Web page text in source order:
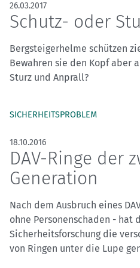
26.03.2017
Schutz- oder
Bergsteigerhelme schützen
Bewahren sie den Kopf aber
Sturz und Anprall?
SICHERHEITSPROBLEM
18.10.2016
DAV-Ringe der
Generation
Nach dem Ausbruch eines
ohne Personenschaden - hat
Sicherheitsforschung die
von Ringen unter die Lupe